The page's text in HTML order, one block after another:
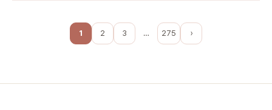
1 2 3 … 275 ›